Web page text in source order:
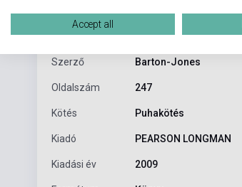
ISBN 9781405875240
Szerző Barton-Jones
Oldalszám 247
Kötés Puhakötés
Kiadó PEARSON LONGMAN
Kiadási év 2009
Accept all